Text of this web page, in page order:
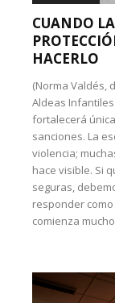
CUANDO
HACERLO
(Norma Valdés,
Aldeas Infantiles
fortalecerá
sanciones. La
violencia;
hace visible. Si
seguras,
responder
comienza